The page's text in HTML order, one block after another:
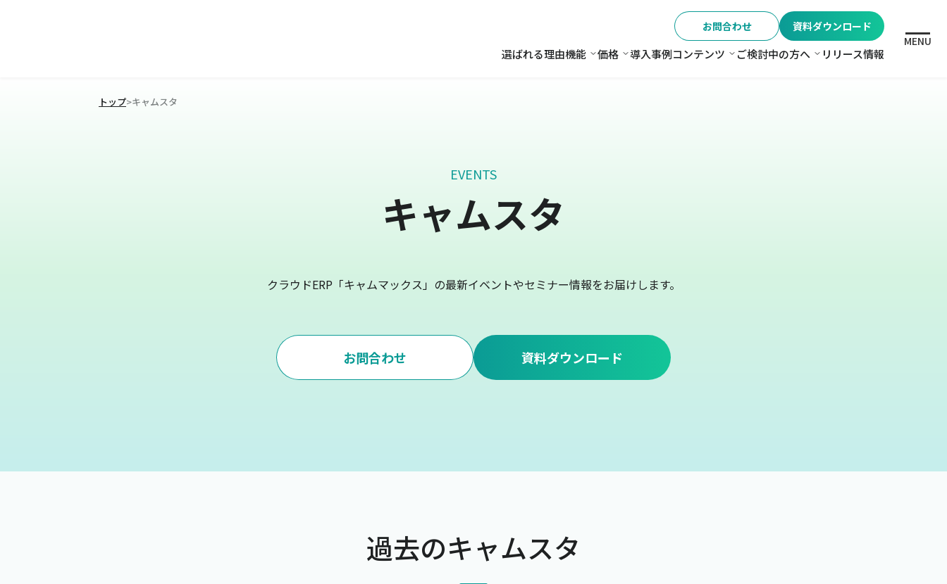
お問合わせ 資料ダウンロード
選ばれる理由機能 機能
価格 価格
導入事例コンテンツ コンテンツ
ご検討中の方へ ご検討中の方へ
リリース情報
MENU
トップ>キャムスタ
EVENTS
キャムスタ
クラウドERP「キャムマックス」の最新イベントやセミナー情報をお届けします。
お問合わせ 資料ダウンロード
過去のキャムスタ